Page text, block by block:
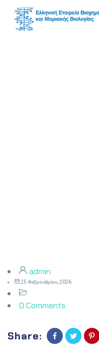
admin
25 Φεβρουαρίου, 2026
0 Comments
Share: